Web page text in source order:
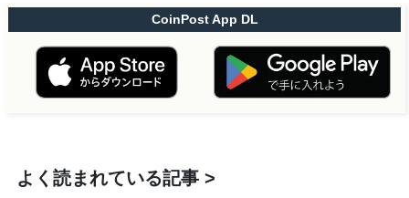
CoinPost App DL
よく読まれている記事